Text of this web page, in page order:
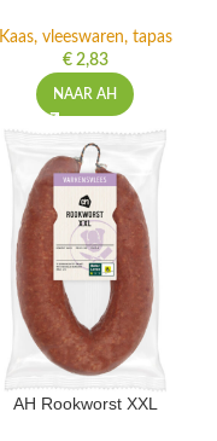
Kaas, vleeswaren, tapas
€2,83
NAAR AH
AH Rookworst XXL